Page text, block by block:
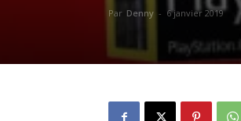
Par Denny - 6 janvier 2019